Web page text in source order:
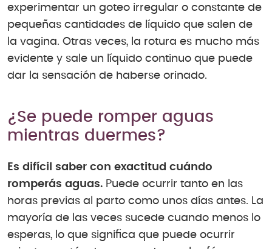
experimentar un goteo irregular o constante de
pequeñas cantidades de líquido que salen de
la vagina. Otras veces, la rotura es mucho más
evidente y sale un líquido continuo que puede
dar la sensación de haberse orinado.
¿Se puede romper aguas
mientras duermes?
Es difícil saber con exactitud cuándo
romperás aguas. Puede ocurrir tanto en las
horas previas al parto como unos días antes. La
mayoría de las veces sucede cuando menos lo
esperas, lo que significa que puede ocurrir